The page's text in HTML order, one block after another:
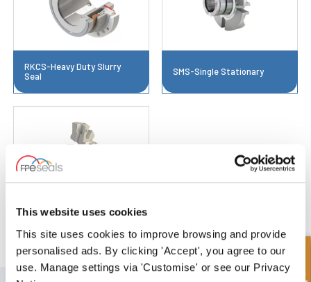
This website uses cookies
This site uses cookies to improve browsing and provide
personalised ads. By clicking 'Accept', you agree to our
use. Manage settings via 'Customise' or see our Privacy
RKCS-Heavy Duty Slurry
Seal
SMS-Single Stationary
VSMS3/VBSMS3-Single